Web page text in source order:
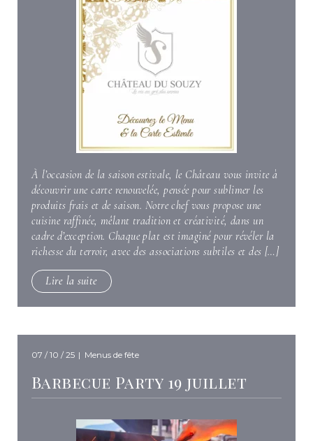
À l’occasion de la saison estivale, le Château vous invite à
découvrir une carte renouvelée, pensée pour sublimer les
produits frais et de saison. Notre chef vous propose une
cuisine raffinée, mêlant tradition et créativité, dans un
cadre d’exception. Chaque plat est imaginé pour révéler la
richesse du terroir, avec des associations subtiles et des […]
Lire la suite
07 / 10 / 25 | Menus de fête
Barbecue Party 19 juillet